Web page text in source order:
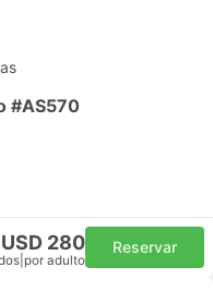
#AS570
USD 280
por adulto
Reservar